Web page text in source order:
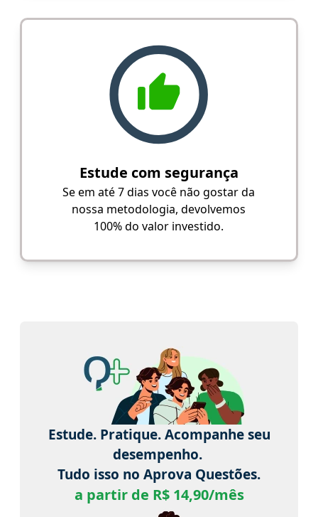
Estude com segurança
Se em até 7 dias você não gostar da
nossa metodologia, devolvemos
100% do valor investido.
Estude. Pratique. Acompanhe seu
desempenho.
Tudo isso no Aprova Questões.
a partir de R$ 14,90/mês